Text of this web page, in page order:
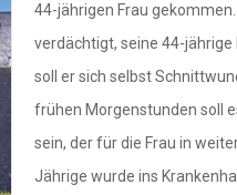
44-jährigen Frau
verdächtigt, seine 44-
soll er sich selbst
frühen Morgenstunden soll
sein, der für die Frau in
Jährige wurde ins